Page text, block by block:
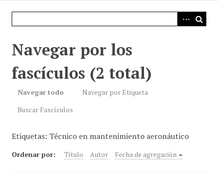
Navegar por los
fascículos (2 total)
Navegar todo
Navegar por Etiqueta
Buscar Fascículos
Etiquetas: Técnico en mantenimiento aeronáutico
Ordenar por: Título Autor Fecha de agregación